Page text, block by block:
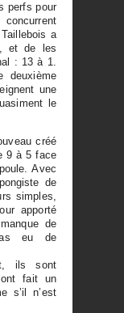
perfs pour
a
et de les
: 13 à 1.
deuxième
une
le
créé
9 à 5 face
Avec
de
simples,
apporté
de
eu de
ils sont
fait un
s’il n’est